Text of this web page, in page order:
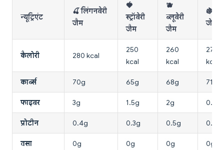
न्यूट्रिएंट
🍒 लिंगनबेरी
जैम
🍓
स्ट्रॉबेरी
जैम
🫐
ब्लूबेरी
जैम
🍇 ग्रेप
जेली
कैलोरी 280 kcal
250
kcal
260
kcal
270
kcal
कार्ब्स 70g 65g 68g 71g
फाइबर 3g 1.5g 2g 0.5g
प्रोटीन 0.4g 0.3g 0.5g 0.1g
वसा 0g 0g 0g 0g